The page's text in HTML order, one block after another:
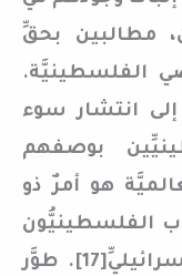
مطالبين بحقِّ
الفلسطينيَّة.
انتشار سوء
بوصفهم
هو أمرٌ ذو
الفلسطينيُّون
الكشفَ عن حقيقة الاحتلال الإسرائيليِّ[17]. طوَّر